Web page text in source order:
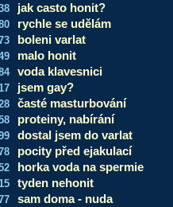
jak casto honit?
rychle se udělám
boleni varlat
malo honit
voda klavesnici
jsem gay?
časté masturbování
proteiny, nabírání
dostal jsem do varlat
pocity před ejakulací
horka voda na spermie
tyden nehonit
sam doma - nuda